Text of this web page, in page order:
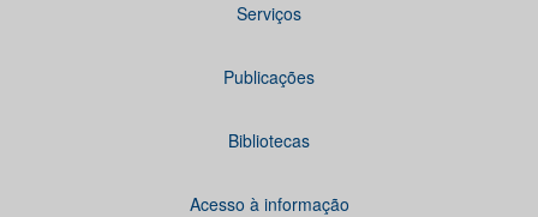
Serviços
Publicações
Bibliotecas
Acesso à informação